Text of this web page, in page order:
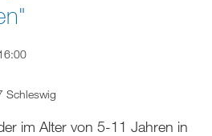
Schleswig
im Alter von 5-11 Jahren in